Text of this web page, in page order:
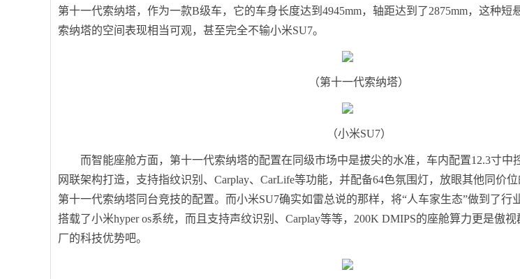
第十一代索纳塔，作为一款B级车，它的车身长度达到4945mm，轴距达到了2875mm，这种短
索纳塔的空间表现相当可观，甚至完全不输小米SU7。
（第十一代索纳塔）
（小米SU7）
而智能座舱方面，第十一代索纳塔的配置在同级市场中是拔尖的水准，车内配置12.3寸中
网联架构打造，支持指纹识别、Carplay、CarLife等功能，并配备64色氛围灯，放眼其他同价
第十一代索纳塔同台竞技的配置。而小米SU7确实如雷总说的那样，将“人车家生态”做到了行
搭载了小米hyper os系统，而且支持声纹识别、Carplay等等，200K DMIPS的座舱算力更是傲
厂的科技优势吧。